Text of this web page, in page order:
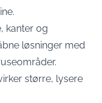
kanter og
løsninger med
større, lysere